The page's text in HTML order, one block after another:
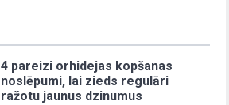
4 pareizi orhidejas kopšanas
noslēpumi, lai zieds regulāri
ražotu jaunus dzinumus